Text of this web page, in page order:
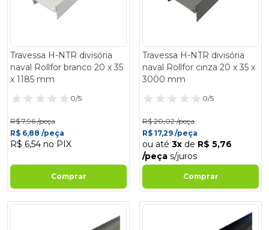
Travessa H-NTR divisória
naval Rollfor branco 20 x 35
x 1185 mm
0/5
R$ 7,96 /peça
R$ 6,88 /peça
R$ 6,54 no PIX
Comprar
Travessa H-NTR divisória
naval Rollfor cinza 20 x 35 x
3000 mm
0/5
R$ 20,02 /peça
R$ 17,29 /peça
ou até 3x de R$ 5,76
/peça s/juros
Comprar
- 14%